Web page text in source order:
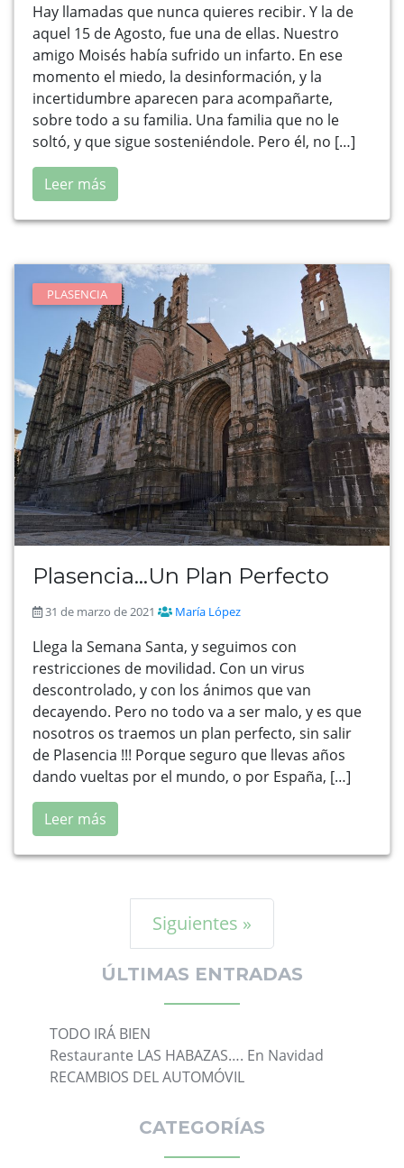
Hay llamadas que nunca quieres recibir. Y la de
aquel 15 de Agosto, fue una de ellas. Nuestro
amigo Moisés había sufrido un infarto. En ese
momento el miedo, la desinformación, y la
incertidumbre aparecen para acompañarte,
sobre todo a su familia. Una familia que no le
soltó, y que sigue sosteniéndole. Pero él, no […]
Leer más
PLASENCIA
Plasencia…Un Plan Perfecto
31 de marzo de 2021 María López
Llega la Semana Santa, y seguimos con
restricciones de movilidad. Con un virus
descontrolado, y con los ánimos que van
decayendo. Pero no todo va a ser malo, y es que
nosotros os traemos un plan perfecto, sin salir
de Plasencia !!! Porque seguro que llevas años
dando vueltas por el mundo, o por España, […]
Leer más
Siguientes »
ÚLTIMAS ENTRADAS
TODO IRÁ BIEN
Restaurante LAS HABAZAS…. En Navidad
RECAMBIOS DEL AUTOMÓVIL
CATEGORÍAS